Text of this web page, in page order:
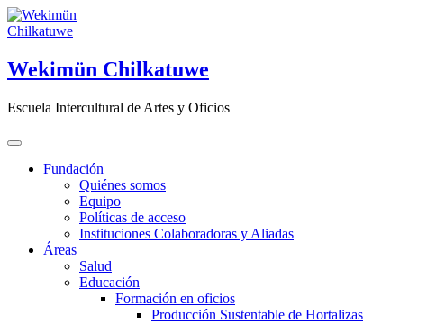
Saltar
al
Wekimün Chilkatuwe
Escuela Intercultural de Artes y Oficios
Fundación
Quiénes somos
Equipo
Políticas de acceso
Instituciones Colaboradoras y Aliadas
Áreas
Salud
Educación
Formación en oficios
Producción Sustentable de Hortalizas